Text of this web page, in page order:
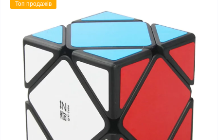
Топ продажів